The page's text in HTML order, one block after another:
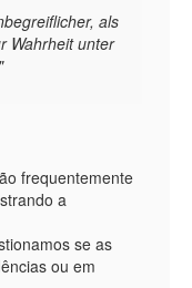
als
Wahrheit unter
frequentemente
a
se as
ou em